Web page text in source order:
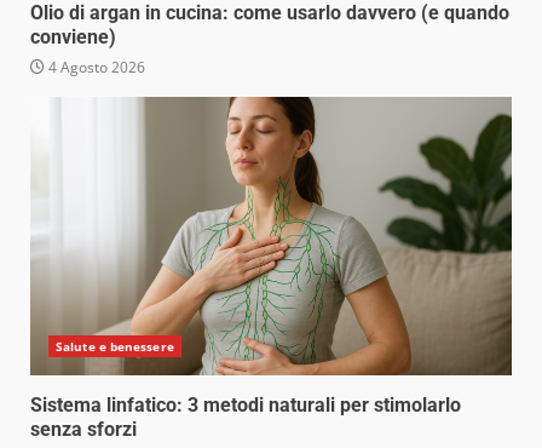
Olio di argan in cucina: come usarlo davvero (e quando
conviene)
4 Agosto 2026
Salute e benessere
Sistema linfatico: 3 metodi naturali per stimolarlo
senza sforzi